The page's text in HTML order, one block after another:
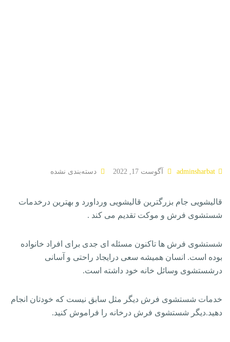
adminsharbat آگوست 17, 2022 دسته‌بندی نشده
قالیشویی جام بزرگترین قالیشویی ورداورد و بهترین درخدمات
شستشوی فرش و موکت تقدیم می کند .
شستشوی فرش ها تاکنون مسئله ای جدی برای افراد خانواده
بوده است. انسان همیشه سعی درایجاد راحتی و آسانی
درشستشوی وسائل خانه خود داشته است.
خدمات شستشوی فرش دیگر مثل سابق نیست که خودتان انجام
دهید.دیگر شستشوی فرش درخانه را فراموش کنید.